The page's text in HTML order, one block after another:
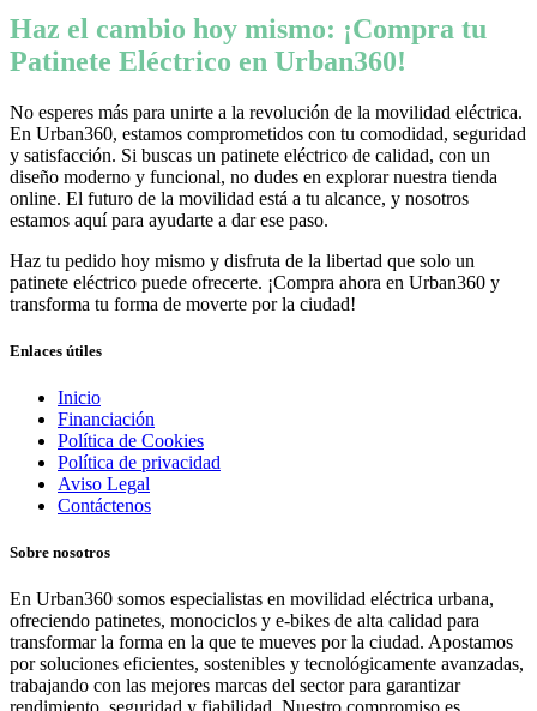
Haz el cambio hoy mismo: ¡Compra tu
Patinete Eléctrico en Urban360!
No esperes más para unirte a la revolución de la movilidad eléctrica.
En Urban360, estamos comprometidos con tu comodidad, seguridad
y satisfacción. Si buscas un patinete eléctrico de calidad, con un
diseño moderno y funcional, no dudes en explorar nuestra tienda
online. El futuro de la movilidad está a tu alcance, y nosotros
estamos aquí para ayudarte a dar ese paso.
Haz tu pedido hoy mismo y disfruta de la libertad que solo un
patinete eléctrico puede ofrecerte. ¡Compra ahora en Urban360 y
transforma tu forma de moverte por la ciudad!
Enlaces útiles
Inicio
Financiación
Política de Cookies
Política de privacidad
Aviso Legal
Contáctenos
Sobre nosotros
En Urban360 somos especialistas en movilidad eléctrica urbana,
ofreciendo patinetes, monociclos y e-bikes de alta calidad para
transformar la forma en la que te mueves por la ciudad. Apostamos
por soluciones eficientes, sostenibles y tecnológicamente avanzadas,
trabajando con las mejores marcas del sector para garantizar